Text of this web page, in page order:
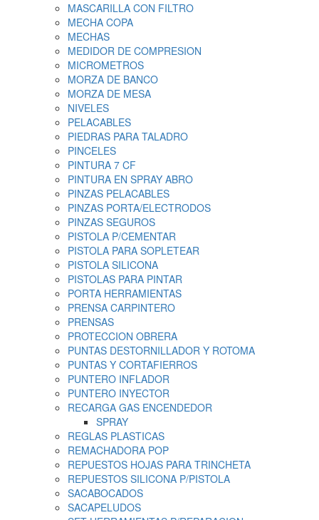
MASCARILLA CON FILTRO
MECHA COPA
MECHAS
MEDIDOR DE COMPRESION
MICROMETROS
MORZA DE BANCO
MORZA DE MESA
NIVELES
PELACABLES
PIEDRAS PARA TALADRO
PINCELES
PINTURA 7 CF
PINTURA EN SPRAY ABRO
PINZAS PELACABLES
PINZAS PORTA/ELECTRODOS
PINZAS SEGUROS
PISTOLA P/CEMENTAR
PISTOLA PARA SOPLETEAR
PISTOLA SILICONA
PISTOLAS PARA PINTAR
PORTA HERRAMIENTAS
PRENSA CARPINTERO
PRENSAS
PROTECCION OBRERA
PUNTAS DESTORNILLADOR Y ROTOMA
PUNTAS Y CORTAFIERROS
PUNTERO INFLADOR
PUNTERO INYECTOR
RECARGA GAS ENCENDEDOR
SPRAY
REGLAS PLASTICAS
REMACHADORA POP
REPUESTOS HOJAS PARA TRINCHETA
REPUESTOS SILICONA P/PISTOLA
SACABOCADOS
SACAPELUDOS